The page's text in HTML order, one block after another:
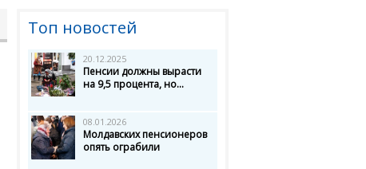
Топ новостей
20.12.2025
Пенсии должны вырасти
на 9,5 процента, но...
08.01.2026
Молдавских пенсионеров
опять ограбили